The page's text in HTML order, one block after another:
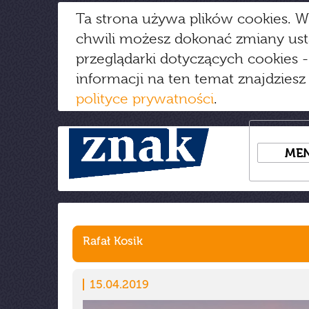
Ta strona używa plików cookies.
chwili możesz dokonać zmiany
przeglądarki dotyczących cookies
informacji na ten temat
polityce prywatności.
Rafał Kosik
15.04.2019